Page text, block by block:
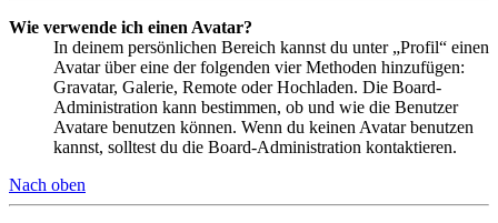
Wie verwende ich einen Avatar?
In deinem persönlichen Bereich kannst du unter „Profil“ einen
Avatar über eine der folgenden vier Methoden hinzufügen:
Gravatar, Galerie, Remote oder Hochladen. Die Board-
Administration kann bestimmen, ob und wie die Benutzer
Avatare benutzen können. Wenn du keinen Avatar benutzen
kannst, solltest du die Board-Administration kontaktieren.
Nach oben